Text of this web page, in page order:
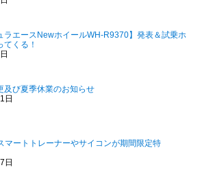
ラエースNewホイールWH-R9370】発表＆試乗ホ
てくる！
及び夏季休業のお知らせ
日
マートトレーナーやサイコンが期間限定特
日